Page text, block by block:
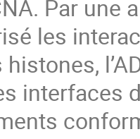
Par une
les
interfaces